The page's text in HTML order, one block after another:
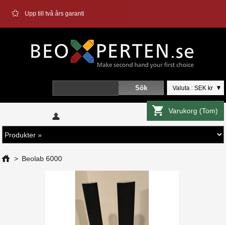
✩ Upp till två års garanti
Valuta : SEK kr
Varukorg (Tom)
> Beolab 6000